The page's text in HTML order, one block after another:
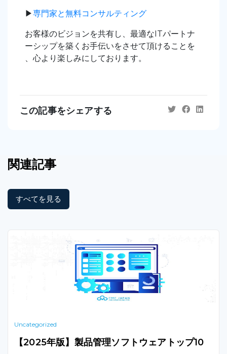
▶︎専門家と無料コンサルティング
お客様のビジョンを共有し、最適なITパートナ
ーシップを築くお手伝いをさせて頂けることを
、心より楽しみにしております。
この記事をシェアする
関連記事
すべてを見る
Uncategorized
【2025年版】製品管理ソフトウェアトップ10